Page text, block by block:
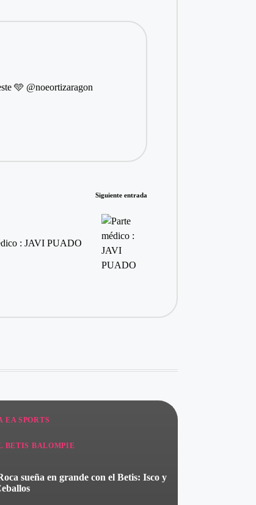
🩵 @noeortizaragon
Siguiente entrada
: JAVI PUADO
EA SPORTS
BETIS BALOMPIE
sueña en grande con el Betis: Isco y